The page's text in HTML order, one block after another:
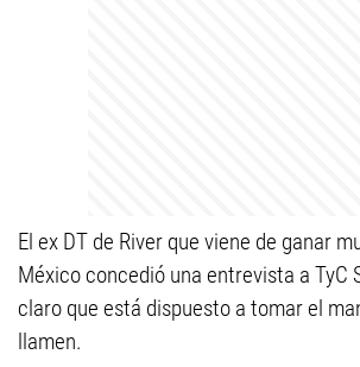
El ex DT de River que viene de ganar
México concedió una entrevista a TyC
claro que está dispuesto a tomar el
llamen.